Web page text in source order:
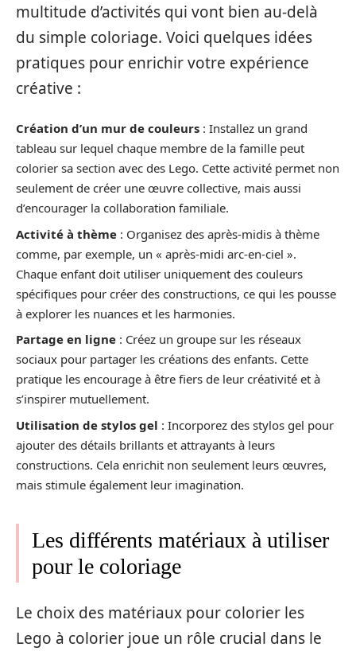
multitude d’activités qui vont bien au-delà
du simple coloriage. Voici quelques idées
pratiques pour enrichir votre expérience
créative :
Création d’un mur de couleurs : Installez un grand
tableau sur lequel chaque membre de la famille peut
colorier sa section avec des Lego. Cette activité permet non
seulement de créer une œuvre collective, mais aussi
d’encourager la collaboration familiale.
Activité à thème : Organisez des après-midis à thème
comme, par exemple, un « après-midi arc-en-ciel ».
Chaque enfant doit utiliser uniquement des couleurs
spécifiques pour créer des constructions, ce qui les pousse
à explorer les nuances et les harmonies.
Partage en ligne : Créez un groupe sur les réseaux
sociaux pour partager les créations des enfants. Cette
pratique les encourage à être fiers de leur créativité et à
s’inspirer mutuellement.
Utilisation de stylos gel : Incorporez des stylos gel pour
ajouter des détails brillants et attrayants à leurs
constructions. Cela enrichit non seulement leurs œuvres,
mais stimule également leur imagination.
Les différents matériaux à utiliser
pour le coloriage
Le choix des matériaux pour colorier les
Lego à colorier joue un rôle crucial dans le